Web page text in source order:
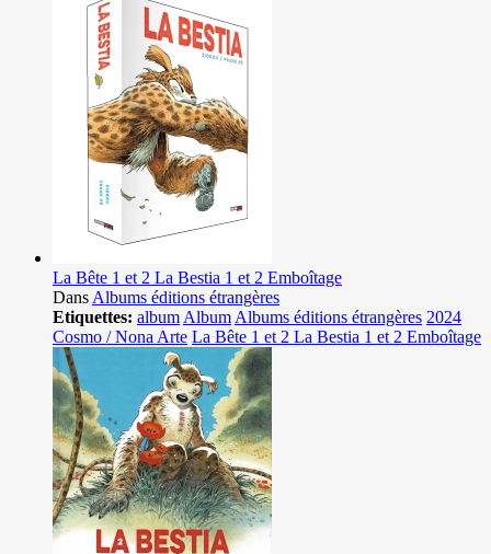
La Bête 1 et 2 La Bestia 1 et 2 Emboîtage
Dans Albums éditions étrangères
Etiquettes: album Album Albums éditions étrangères 2024
Cosmo / Nona Arte La Bête 1 et 2 La Bestia 1 et 2 Emboîtage